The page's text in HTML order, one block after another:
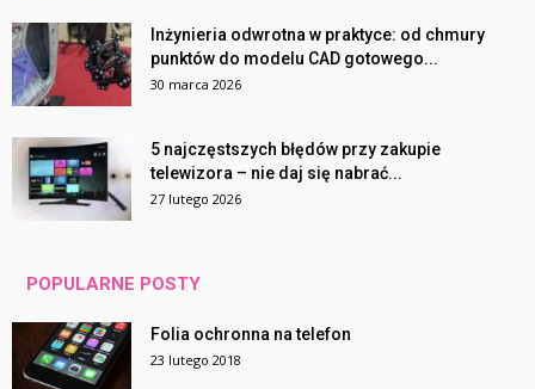
Inżynieria odwrotna w praktyce: od chmury
punktów do modelu CAD gotowego...
30 marca 2026
5 najczęstszych błędów przy zakupie
telewizora – nie daj się nabrać...
27 lutego 2026
POPULARNE POSTY
Folia ochronna na telefon
23 lutego 2018